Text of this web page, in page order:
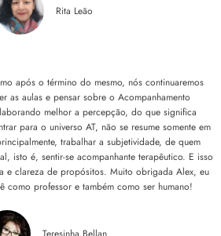
Rita Leão
após o término do mesmo, nós continuaremos
as aulas e pensar sobre o Acompanhamento
melhor a percepção, do que significa
para o universo AT, não se resume somente em
trabalhar a subjetividade, de quem
isto é, sentir-se acompanhante terapêutico. E isso
e clareza de propósitos. Muito obrigada Alex, eu
como professor e também como ser humano!